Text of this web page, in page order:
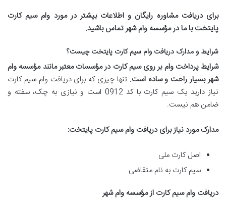
برای دریافت مشاوره رایگان و اطلاعات بیشتر در مورد وام سیم کارت
پایتخت با ما در مؤسسه وام شهر تماس باشید.
شرایط و مدارک دریافت وام سیم کارت پایتخت چیست؟
شرایط پرداخت وام بر روی سیم کارت در مؤسسات معتبر مانند مؤسسه وام
شهر بسیار راحت و ساده است. تنها چیزی که برای دریافت وام سیم کارت
نیاز دارید یک سیم کارت با کد 0912 است و نیازی به چک، سفته و
ضامن هم نیست.
مدارک مورد نیاز برای دریافت وام سیم کارت پایتخت:
اصل کارت ملی
سیم کارت به نام متقاضی
دریافت وام سیم کارت از مؤسسه وام شهر